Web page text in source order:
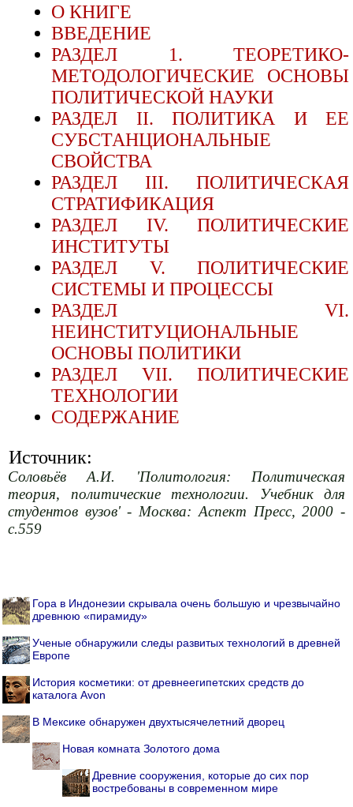
О КНИГЕ
ВВЕДЕНИЕ
РАЗДЕЛ 1. ТЕОРЕТИКО-
МЕТОДОЛОГИЧЕСКИЕ ОСНОВЫ
ПОЛИТИЧЕСКОЙ НАУКИ
РАЗДЕЛ II. ПОЛИТИКА И ЕЕ
СУБСТАНЦИОНАЛЬНЫЕ
СВОЙСТВА
РАЗДЕЛ III. ПОЛИТИЧЕСКАЯ
СТРАТИФИКАЦИЯ
РАЗДЕЛ IV. ПОЛИТИЧЕСКИЕ
ИНСТИТУТЫ
РАЗДЕЛ V. ПОЛИТИЧЕСКИЕ
СИСТЕМЫ И ПРОЦЕССЫ
РАЗДЕЛ VI.
НЕИНСТИТУЦИОНАЛЬНЫЕ
ОСНОВЫ ПОЛИТИКИ
РАЗДЕЛ VII. ПОЛИТИЧЕСКИЕ
ТЕХНОЛОГИИ
CОДЕРЖАНИЕ
Источник:
Соловьёв А.И. 'Политология: Политическая
теория, политические технологии. Учебник для
студентов вузов' - Москва: Аспект Пресс, 2000 -
с.559
Гора в Индонезии скрывала очень большую и чрезвычайно
древнюю «пирамиду»
Ученые обнаружили следы развитых технологий в древней
Европе
История косметики: от древнеегипетских средств до
каталога Avon
В Мексике обнаружен двухтысячелетний дворец
Новая комната Золотого дома
Древние сооружения, которые до сих пор
востребованы в современном мире